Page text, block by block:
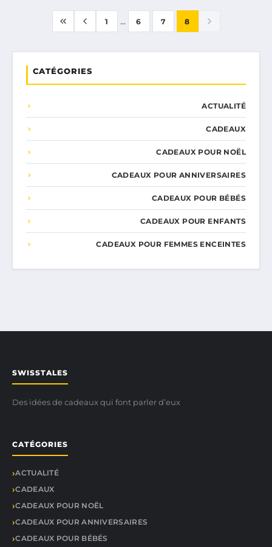
1 ... 6 7 8
CATÉGORIES
ACTUALITÉ
CADEAUX
CADEAUX POUR NOËL
CADEAUX POUR ANNIVERSAIRES
CADEAUX POUR BÉBÉS
CADEAUX POUR ENFANTS
CADEAUX POUR FEMMES ENCEINTES
SWISSTALES
Des idées de cadeaux qui font parler d’eux
CATÉGORIES
ACTUALITÉ
CADEAUX
CADEAUX POUR NOËL
CADEAUX POUR ANNIVERSAIRES
CADEAUX POUR BÉBÉS